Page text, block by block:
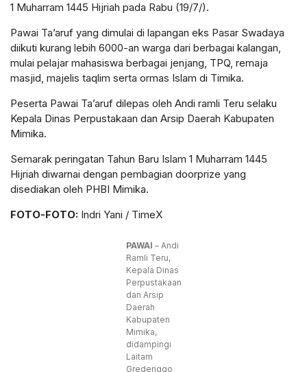
1 Muharram 1445 Hijriah pada Rabu (19/7/).
Pawai Ta’aruf yang dimulai di lapangan eks Pasar Swadaya
diikuti kurang lebih 6000-an warga dari berbagai kalangan,
mulai pelajar mahasiswa berbagai jenjang, TPQ, remaja
masjid, majelis taqlim serta ormas Islam di Timika.
Peserta Pawai Ta’aruf dilepas oleh Andi ramli Teru selaku
Kepala Dinas Perpustakaan dan Arsip Daerah Kabupaten
Mimika.
Semarak peringatan Tahun Baru Islam 1 Muharram 1445
Hijriah diwarnai dengan pembagian doorprize yang
disediakan oleh PHBI Mimika.
FOTO-FOTO: Indri Yani / TimeX
PAWAI – Andi
Ramli Teru,
Kepala Dinas
Perpustakaan
dan Arsip
Daerah
Kabupaten
Mimika,
didampingi
Laitam
Gredenggo